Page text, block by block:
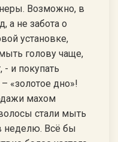
Возможно, в
а не забота о
установке,
голову чаще,
- и покупать
«золотое дно»!
махом
стали мыть
неделю. Всё бы